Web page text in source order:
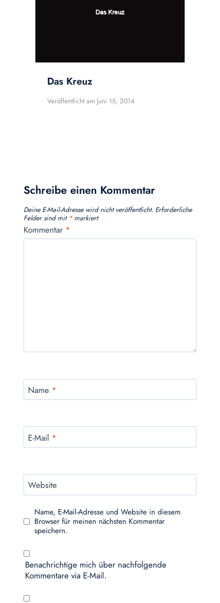
Das Kreuz
Veröffentlicht am Juni 15, 2014
Schreibe einen Kommentar
Deine E-Mail-Adresse wird nicht veröffentlicht. Erforderliche
Felder sind mit *markiert
Kommentar *
Name *
E-Mail *
Website
Name, E-Mail-Adresse und Website in diesem
Browser für meinen nächsten Kommentar
speichern.
Benachrichtige mich über nachfolgende
Kommentare via E-Mail.